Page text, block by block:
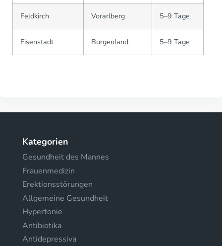
Feldkirch Vorarlberg 5–9 Tage
Eisenstadt Burgenland 5–9 Tage
Kategorien
Gesundheit des Mannes
Frauenmedizin
Erektionsstörungen
Allgemeine Gesundheit
Hypertonie
Antibiotika
Antidepressiva